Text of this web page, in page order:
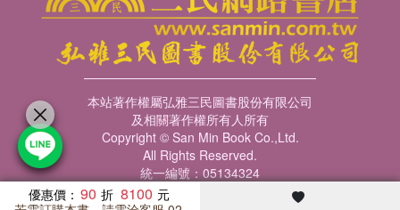
優惠價： 90 8100
本站著作權屬弘雅三民圖書股份有限公司
及相關著作權所有人所有
Copyright © San Min Book Co.,Ltd.
All Rights Reserved.
統一編號：05134324